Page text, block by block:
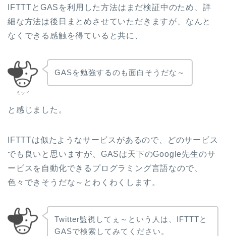
IFTTTとGASを利用した方法はまだ検証中のため、詳
細な方法は後日まとめさせていただきますが、なんと
なくできる感触を得ていると共に、
ミッド
GASを勉強するのも面白そうだな～
と感じました。
IFTTTは似たようなサービスがあるので、どのサービス
でも良いと思いますが、GASは天下のGoogle先生のサ
ービスを自動化できるプログラミング言語なので、
色々できそうだな～とわくわくします。
Twitter監視してぇ～という人は、IFTTTと
GASで検索してみてください。